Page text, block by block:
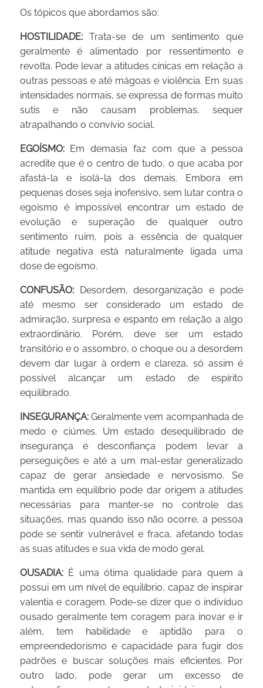
Os tópicos que abordamos são:
HOSTILIDADE:Trata-se de um sentimento que
geralmente é alimentado por ressentimento e
revolta. Pode levar a atitudes cínicas em relação a
outras pessoas e até mágoas e violência. Em suas
intensidades normais, se expressa de formas muito
sutis e não causam problemas, sequer
atrapalhando o convívio social.
EGOÍSMO:Em demasia faz com que a pessoa
acredite que é o centro de tudo, o que acaba por
afastá-la e isolá-la dos demais. Embora em
pequenas doses seja inofensivo, sem lutar contra o
egoísmo é impossível encontrar um estado de
evolução e superação de qualquer outro
sentimento ruim, pois a essência de qualquer
atitude negativa está naturalmente ligada uma
dose de egoísmo.
CONFUSÃO:Desordem, desorganização e pode
até mesmo ser considerado um estado de
admiração, surpresa e espanto em relação a algo
extraordinário. Porém, deve ser um estado
transitório e o assombro, o choque ou a desordem
devem dar lugar à ordem e clareza, só assim é
possível alcançar um estado de espírito
equilibrado.
INSEGURANÇA:Geralmente vem acompanhada de
medo e ciúmes. Um estado desequilibrado de
insegurança e desconfiança podem levar a
perseguições e até a um mal-estar generalizado
capaz de gerar ansiedade e nervosismo. Se
mantida em equilíbrio pode dar origem a atitudes
necessárias para manter-se no controle das
situações, mas quando isso não ocorre, a pessoa
pode se sentir vulnerável e fraca, afetando todas
as suas atitudes e sua vida de modo geral.
OUSADIA:É uma ótima qualidade para quem a
possui em um nível de equilíbrio, capaz de inspirar
valentia e coragem. Pode-se dizer que o indivíduo
ousado geralmente tem coragem para inovar e ir
além, tem habilidade e aptidão para o
empreendedorismo e capacidade para fugir dos
padrões e buscar soluções mais eficientes. Por
outro lado, pode gerar um excesso de